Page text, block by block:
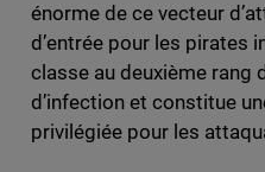
énorme de ce vecteur
d’entrée pour les pirates
classe au deuxième rang
d’infection et constitue
privilégiée pour les